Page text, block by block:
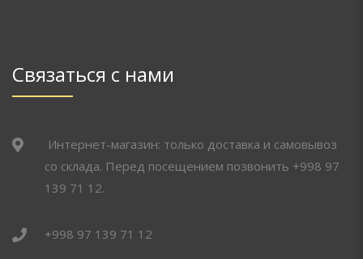
Связаться с нами
Интернет-магазин: только доставка и самовывоз
со склада. Перед посещением позвонить +998 97
139 71 12.
+998 97 139 71 12